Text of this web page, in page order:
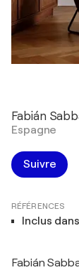
Fabián
Espagne
Suivre
RÉFÉRENCES
Inclus
Fabián